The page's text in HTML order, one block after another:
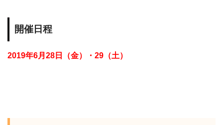
開催日程
2019年6月 28 日（金）・ 29 （土）